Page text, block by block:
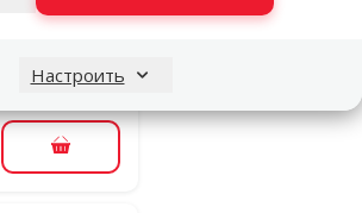
Настроить
39 x 160 см
В корзину